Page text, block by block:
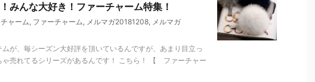
みんな大好き！ファーチャーム特集！
チャーム, ファーチャーム, メルマガ20181208, メルマガ
が、毎シーズン大好評を頂いているんですが、あまり目立っ
売れてるシリーズがあるんです！ こちら！ 【 ファーチャー